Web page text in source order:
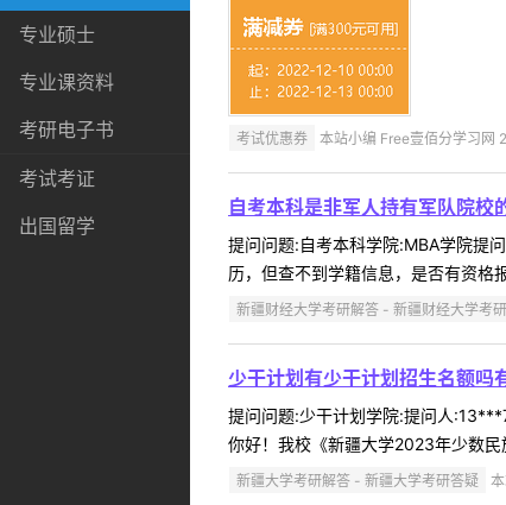
专业硕士
专业课资料
考研电子书
考试考证
出国留学
考试优惠券 本站小编 Free壹佰分学习网
自考本科是非军人持有军队院校
提问问题:自考本科学院:MBA学院提
历，但查不到学籍信息，是否有资格
新疆财经大学考研解答 - 新疆财经大学考
少干计划有少干计划招生名额吗
提问问题:少干计划学院:提问人
你好！我校《新疆大学2023年少数
新疆大学考研解答 - 新疆大学考研答疑